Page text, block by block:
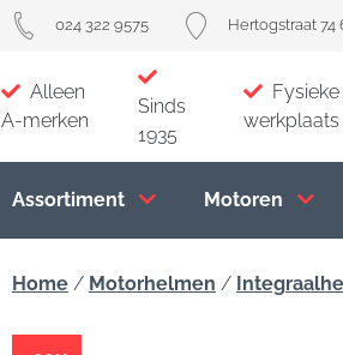
024 322 9575 Hertogstraat 74
Alleen
A-merken
Sinds
1935
werkplaats
Assortiment Motoren
Home/ Motorhelmen /